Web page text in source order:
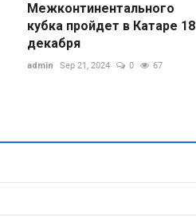
Межконтинентального
кубка пройдет в Катаре 18
декабря
admin Sep 21, 2024 0 67